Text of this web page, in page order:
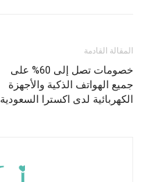
المقالة القادمة
خصومات تصل إلى 60% على
جميع الهواتف الذكية والأجهزة
الكهربائية لدى اكسترا السعودية